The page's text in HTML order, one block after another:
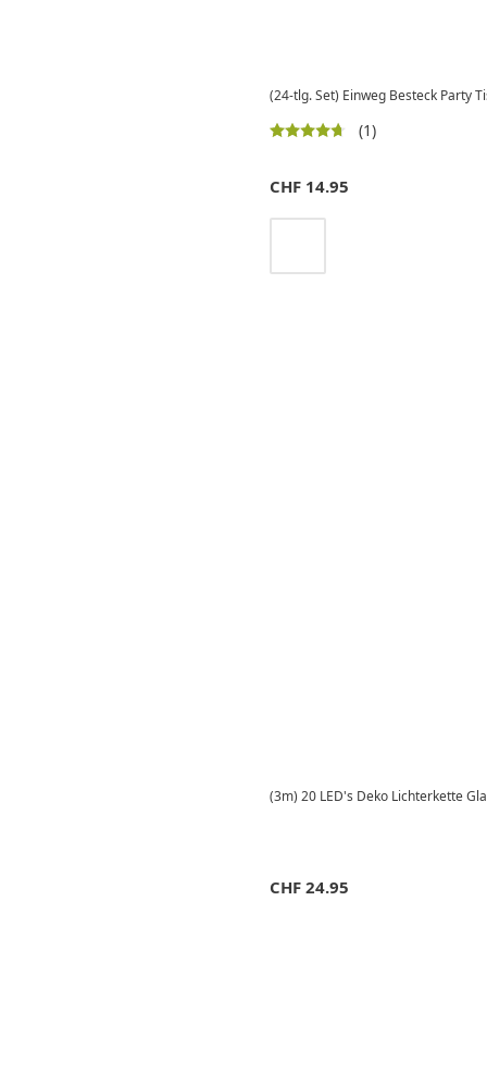
(24-tlg. Set) Einweg Besteck Party
(1)
CHF 14.95
(3m) 20 LED's Deko Lichterkette
CHF 24.95